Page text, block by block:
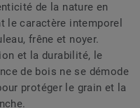
de la nature en
le caractère intemporel
frêne et noyer.
et la durabilité, le
de bois ne se démode
protéger le grain et la